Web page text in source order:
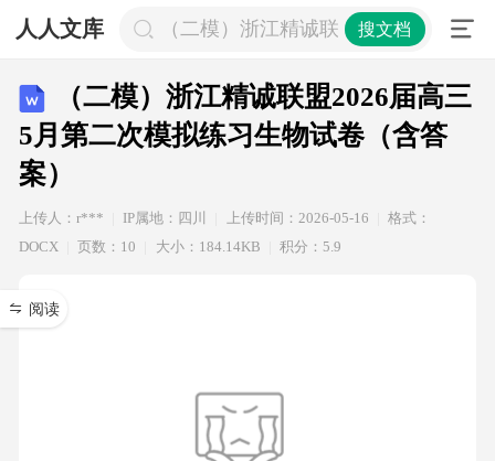
人人文库 （二模）浙江精诚联盟2026届高三5
搜文档
（二模）浙江精诚联盟2026届高三
5月第二次模拟练习生物试卷（含答
案）
上传人：r*** IP属地：四川 上传时间：2026-05-16
格式：
DOCX
页数：10 大小：184.14KB 积分：5.9
阅读